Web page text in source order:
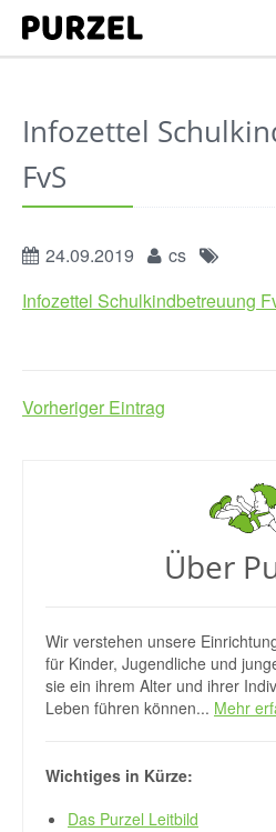
Infozettel
FvS
24.09.2019
cs
Infozettel Schulkindbetreuung
Vorheriger Eintrag
Über
Wir verstehen unsere
für Kinder, Jugendliche und
sie ein ihrem Alter und ihrer
Leben führen können... Mehr
Wichtiges in Kürze:
Das Purzel Leitbild